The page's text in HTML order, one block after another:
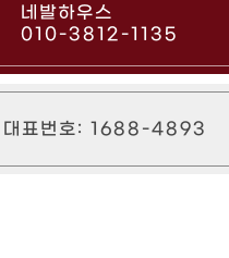
네발하우스
010-3812-1135
대표번호: 1688-4893